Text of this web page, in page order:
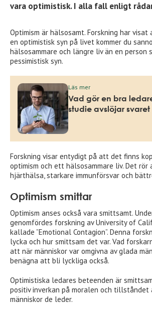
vara optimistisk. I alla fall enligt
Optimism är hälsosamt. Forskning har
en optimistisk syn på livet kommer du
hälsosammare och längre liv än en person
pessimistisk syn.
Läs mer
Vad gör en bra
studie avslöjar svaret
Forskning visar entydigt på att det finns
optimism och ett hälsosammare liv. Det
hjärthälsa, starkare immunförsvar och
Optimism smittar
Optimism anses också vara smittsamt.
genomfördes forskning av University of
kallade ”Emotional Contagion”. Denna
lycka och hur smittsam det var. Vad
att när människor var omgivna av glada
benägna att bli lyckliga också.
Optimistiska ledares beteenden är
positiv inverkan på moralen och tillståndet
människor de leder.